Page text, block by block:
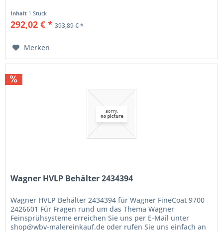
Inhalt 1 Stück
292,02 € * 393,89 € *
Merken
Wagner HVLP Behälter 2434394
Wagner HVLP Behälter 2434394 für Wagner FineCoat 9700
2426601 Für Fragen rund um das Thema Wagner
Feinsprühsysteme erreichen Sie uns per E-Mail unter
shop@wbv-malereinkauf.de oder rufen Sie uns einfach an